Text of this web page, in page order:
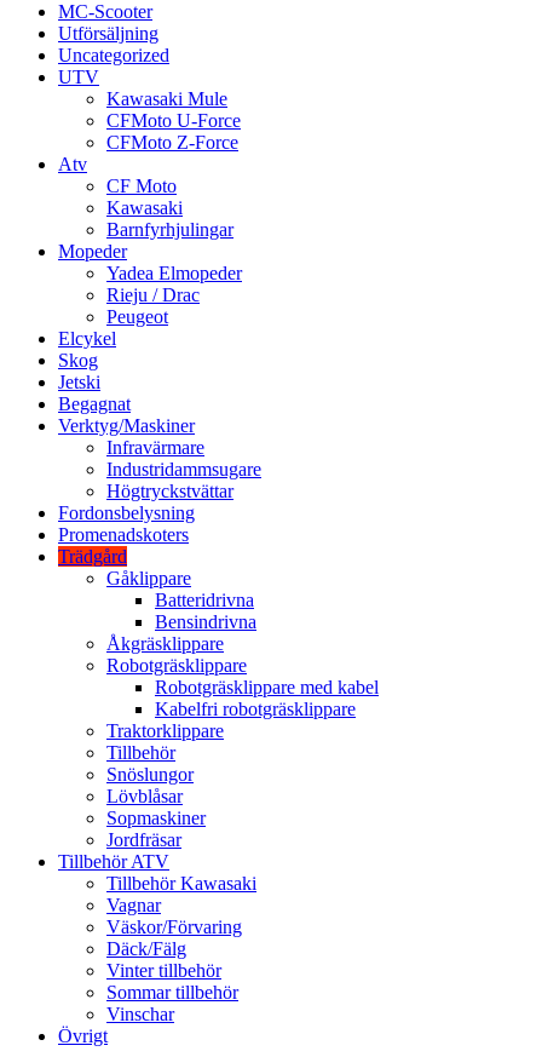
MC-Scooter
Utförsäljning
Uncategorized
UTV
Kawasaki Mule
CFMoto U-Force
CFMoto Z-Force
Atv
CF Moto
Kawasaki
Barnfyrhjulingar
Mopeder
Yadea Elmopeder
Rieju / Drac
Peugeot
Elcykel
Skog
Jetski
Begagnat
Verktyg/Maskiner
Infravärmare
Industridammsugare
Högtryckstvättar
Fordonsbelysning
Promenadskoters
Trädgård
Gåklippare
Batteridrivna
Bensindrivna
Åkgräsklippare
Robotgräsklippare
Robotgräsklippare med kabel
Kabelfri robotgräsklippare
Traktorklippare
Tillbehör
Snöslungor
Lövblåsar
Sopmaskiner
Jordfräsar
Tillbehör ATV
Tillbehör Kawasaki
Vagnar
Väskor/Förvaring
Däck/Fälg
Vinter tillbehör
Sommar tillbehör
Vinschar
Övrigt